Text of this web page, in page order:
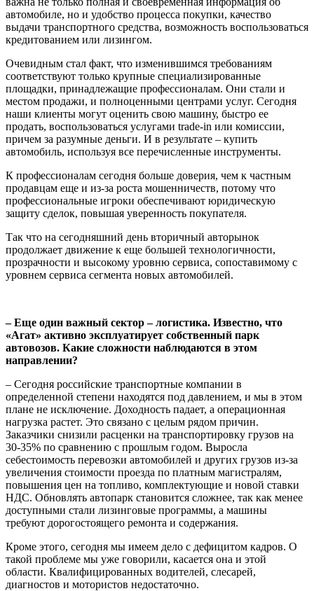
автомобиле, но и удобство процесса покупки, качество
выдачи транспортного средства, возможность воспользоваться
кредитованием или лизингом.
Очевидным стал факт, что изменившимся требованиям
соответствуют только крупные специализированные
площадки, принадлежащие профессионалам. Они стали и
местом продажи, и полноценными центрами услуг. Сегодня
наши клиенты могут оценить свою машину, быстро ее
продать, воспользоваться услугами trade-in или комиссии,
причем за разумные деньги. И в результате – купить
автомобиль, используя все перечисленные инструменты.
К профессионалам сегодня больше доверия, чем к частным
продавцам еще и из-за роста мошенничеств, потому что
профессиональные игроки обеспечивают юридическую
защиту сделок, повышая уверенность покупателя.
Так что на сегодняшний день вторичный авторынок
продолжает движение к еще большей технологичности,
прозрачности и высокому уровню сервиса, сопоставимому с
уровнем сервиса сегмента новых автомобилей.
– Еще один важный сектор – логистика. Известно, что
«Агат» активно эксплуатирует собственный парк
автовозов. Какие сложности наблюдаются в этом
направлении?
– Сегодня российские транспортные компании в
определенной степени находятся под давлением, и мы в этом
плане не исключение. Доходность падает, а операционная
нагрузка растет. Это связано с целым рядом причин.
Заказчики снизили расценки на транспортировку грузов на
30-35% по сравнению с прошлым годом. Выросла
себестоимость перевозки автомобилей и других грузов из-за
увеличения стоимости проезда по платным магистралям,
повышения цен на топливо, комплектующие и новой ставки
НДС. Обновлять автопарк становится сложнее, так как менее
доступными стали лизинговые программы, а машины
требуют дорогостоящего ремонта и содержания.
Кроме этого, сегодня мы имеем дело с дефицитом кадров. О
такой проблеме мы уже говорили, касается она и этой
области. Квалифицированных водителей, слесарей,
диагностов и мотористов недостаточно.